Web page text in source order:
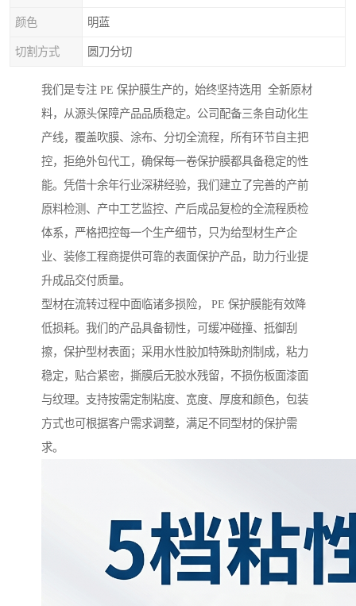
颜色 明蓝
切割方式 圆刀分切
我们是专注 PE 保护膜生产的，始终坚持选用 全新原材
料，从源头保障产品品质稳定。公司配备三条自动化生
产线，覆盖吹膜、涂布、分切全流程，所有环节自主把
控，拒绝外包代工，确保每一卷保护膜都具备稳定的性
能。凭借十余年行业深耕经验，我们建立了完善的产前
原料检测、产中工艺监控、产后成品复检的全流程质检
体系，严格把控每一个生产细节，只为给型材生产企
业、装修工程商提供可靠的表面保护产品，助力行业提
升成品交付质量。
型材在流转过程中面临诸多损险， PE 保护膜能有效降
低损耗。我们的产品具备韧性，可缓冲碰撞、抵御刮
擦，保护型材表面；采用水性胶加特殊助剂制成，粘力
稳定，贴合紧密，撕膜后无胶水残留，不损伤板面漆面
与纹理。支持按需定制粘度、宽度、厚度和颜色，包装
方式也可根据客户需求调整，满足不同型材的保护需
求。